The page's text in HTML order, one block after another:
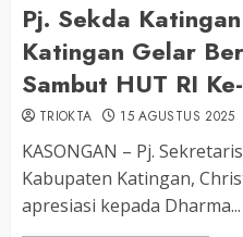
Pj. Sekda
Katingan Gelar
Sambut HUT RI
TRIOKTA 15 AGUSTUS 2025
KASONGAN – Pj.
Kabupaten Katingan,
apresiasi kepada Dharma...